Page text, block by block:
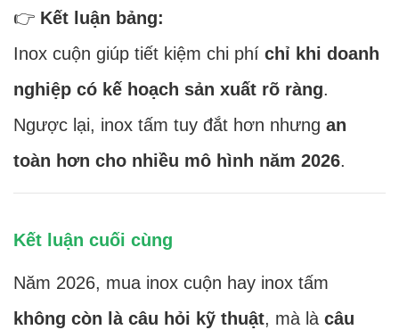
👉 Kết luận bảng:
Inox cuộn giúp tiết kiệm chi phí chỉ khi doanh
nghiệp có kế hoạch sản xuất rõ ràng.
Ngược lại, inox tấm tuy đắt hơn nhưng an
toàn hơn cho nhiều mô hình năm 2026.
Kết luận cuối cùng
Năm 2026, mua inox cuộn hay inox tấm
không còn là câu hỏi kỹ thuật, mà là câu